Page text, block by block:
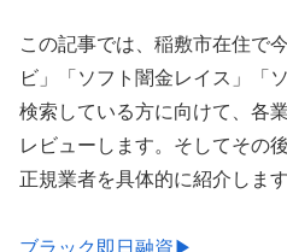
この記事では、稲敷市在住で
ビ」「ソフト闇金レイス」「
検索している方に向けて、各
レビューします。そしてその
正規業者を具体的に紹介します
ブラック即日融資▶